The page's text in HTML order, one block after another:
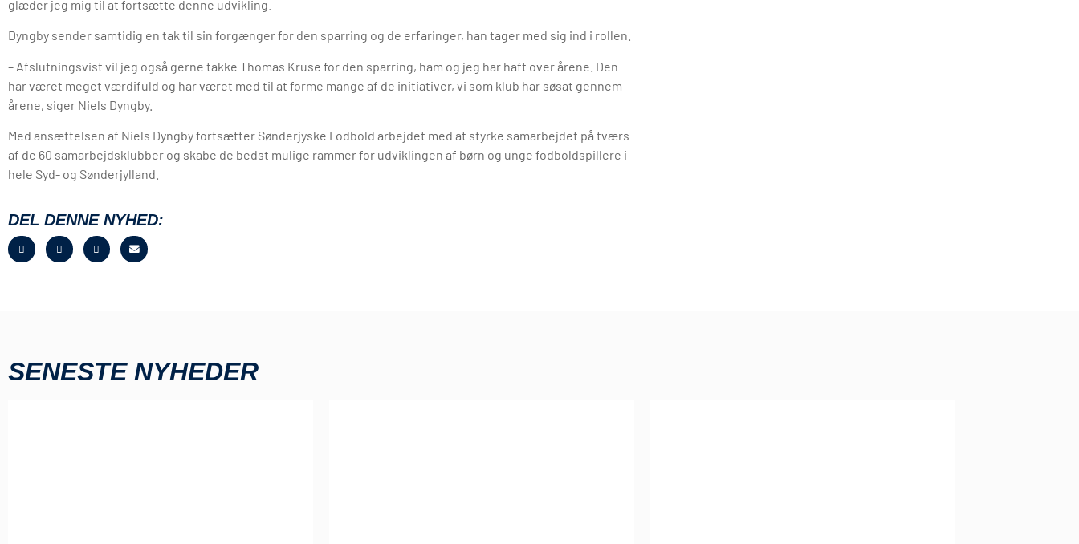
glæder jeg mig til at fortsætte denne udvikling.
Dyngby sender samtidig en tak til sin forgænger for den sparring og de erfaringer, han tager med sig ind i rollen.
– Afslutningsvist vil jeg også gerne takke Thomas Kruse for den sparring, ham og jeg har haft over årene. Den
har været meget værdifuld og har været med til at forme mange af de initiativer, vi som klub har søsat gennem
årene, siger Niels Dyngby.
Med ansættelsen af Niels Dyngby fortsætter Sønderjyske Fodbold arbejdet med at styrke samarbejdet på tværs
af de 60 samarbejdsklubber og skabe de bedst mulige rammer for udviklingen af børn og unge fodboldspillere i
hele Syd- og Sønderjylland.
DEL DENNE NYHED:
SENESTE NYHEDER